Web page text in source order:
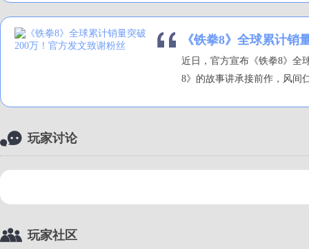
《铁拳8》全球累计销
近日，官方宣布《铁拳8》全
8》的故事讲承接前作，风间
玩家讨论
玩家社区